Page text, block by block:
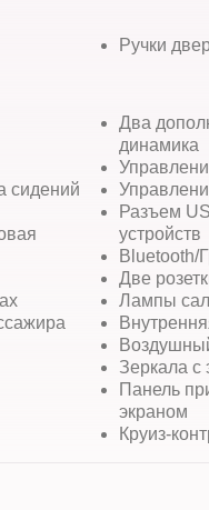
Ручки
сидений
Два
динамика
Разъем
устройств
Bluetooth/
Две
Лампы
Зеркала с
Панель
экраном
Круиз-